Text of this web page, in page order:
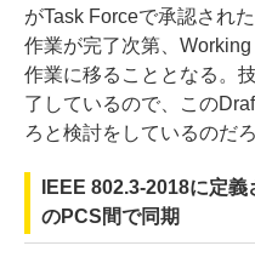
がTask Forceで承認され
作業が完了次第、
作業に移ることとなる。
了しているので、この
ろと検討をしているのだろ
IEEE 802.3-2018に定
のPCS間で同期